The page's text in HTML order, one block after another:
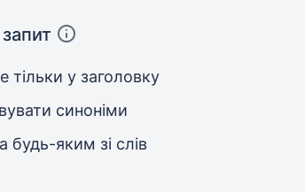
тільки у заголовку
синоніми
будь-яким зі слів